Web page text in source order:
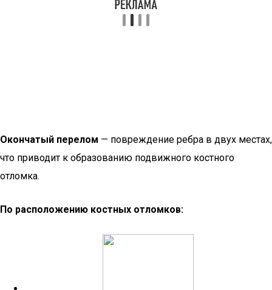
Окончатый перелом — повреждение ребра в двух местах,
что приводит к образованию подвижного костного
отломка.
По расположению костных отломков: